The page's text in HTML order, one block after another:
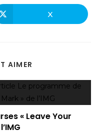
X
AIMER
« Leave Your